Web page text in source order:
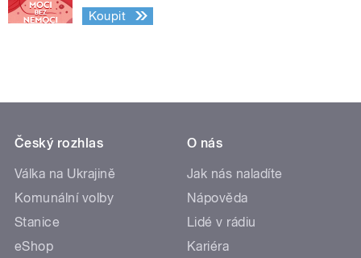
Koupit
Český rozhlas
Válka na Ukrajině
Komunální volby
Stanice
eShop
O nás
Jak nás naladíte
Nápověda
Lidé v rádiu
Kariéra